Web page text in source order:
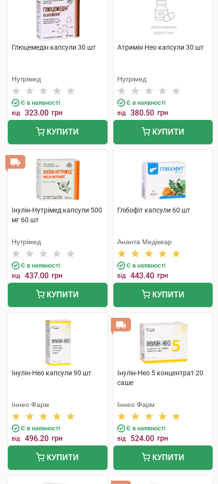
Глюцемедін капсули 30 шт
Нутрімед
Є в наявності
від 323.00 грн
КУПИТИ
Атримін Нео капсули 30 шт
Нутрімед
Є в наявності
від 380.50 грн
КУПИТИ
Інулін-Нутрімед капсули 500
мг 60 шт
Нутрімед
Є в наявності
від 437.00 грн
КУПИТИ
Глібофіт капсули 60 шт
Ананта Медікеар
Є в наявності
від 443.40 грн
КУПИТИ
Інулін-Нео капсули 90 шт
Іннео Фарм
Є в наявності
від 496.20 грн
КУПИТИ
Інулін-Нео 5 концентрат 20
саше
Іннео Фарм
Є в наявності
від 524.00 грн
КУПИТИ